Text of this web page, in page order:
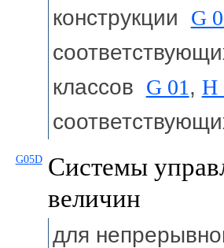
конструкции G
классов G 01 , H
G05D Системы
величин
для